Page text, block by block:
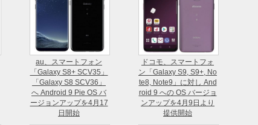
au、スマートフォン
「Galaxy S8+ SCV35」
「Galaxy S8 SCV36」
へ Android 9 Pie OS バ
ージョンアップを4月17
日開始
ドコモ、スマートフォ
ン「Galaxy S9, S9+, No
te8, Note9」に対し And
roid 9 への OS バージョ
ンアップを4月9日より
提供開始